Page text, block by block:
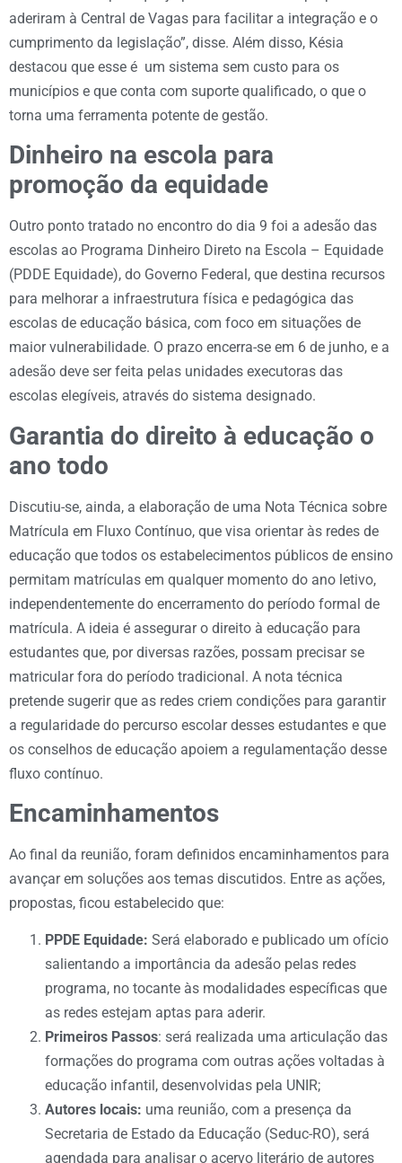
aderiram à Central de Vagas para facilitar a integração e o
cumprimento da legislação”, disse. Além disso, Késia
destacou que esse é um sistema sem custo para os
municípios e que conta com suporte qualificado, o que o
torna uma ferramenta potente de gestão.
Dinheiro na escola para
promoção da equidade
Outro ponto tratado no encontro do dia 9 foi a adesão das
escolas ao Programa Dinheiro Direto na Escola – Equidade
(PDDE Equidade), do Governo Federal, que destina recursos
para melhorar a infraestrutura física e pedagógica das
escolas de educação básica, com foco em situações de
maior vulnerabilidade. O prazo encerra-se em 6 de junho, e a
adesão deve ser feita pelas unidades executoras das
escolas elegíveis, através do sistema designado.
Garantia do direito à educação o
ano todo
Discutiu-se, ainda, a elaboração de uma Nota Técnica sobre
Matrícula em Fluxo Contínuo, que visa orientar às redes de
educação que todos os estabelecimentos públicos de ensino
permitam matrículas em qualquer momento do ano letivo,
independentemente do encerramento do período formal de
matrícula. A ideia é assegurar o direito à educação para
estudantes que, por diversas razões, possam precisar se
matricular fora do período tradicional. A nota técnica
pretende sugerir que as redes criem condições para garantir
a regularidade do percurso escolar desses estudantes e que
os conselhos de educação apoiem a regulamentação desse
fluxo contínuo.
Encaminhamentos
Ao final da reunião, foram definidos encaminhamentos para
avançar em soluções aos temas discutidos. Entre as ações,
propostas, ficou estabelecido que:
PPDE Equidade: Será elaborado e publicado um ofício
salientando a importância da adesão pelas redes
programa, no tocante às modalidades específicas que
as redes estejam aptas para aderir.
Primeiros Passos: será realizada uma articulação das
formações do programa com outras ações voltadas à
educação infantil, desenvolvidas pela UNIR;
Autores locais: uma reunião, com a presença da
Secretaria de Estado da Educação (Seduc-RO), será
agendada para analisar o acervo literário de autores